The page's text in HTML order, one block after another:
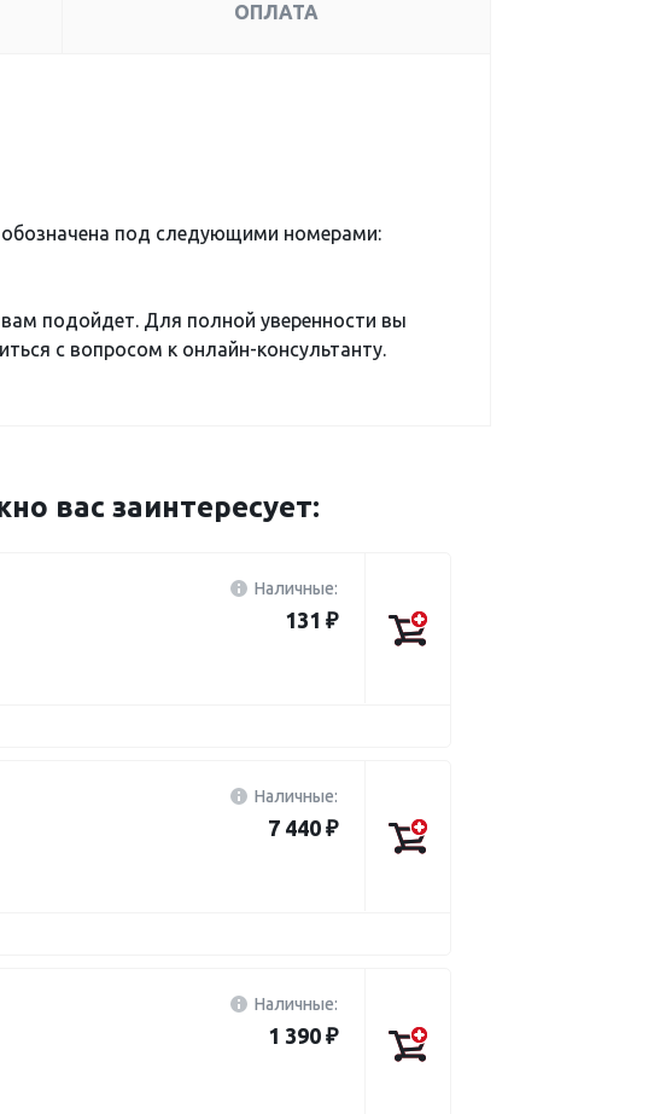
ОПЛАТА
под следующими номерами:
подойдет. Для полной уверенности вы
с вопросом к онлайн-консультанту.
вас заинтересует:
Наличные:
131 ₽
Наличные:
7 440 ₽
Наличные:
1 390 ₽